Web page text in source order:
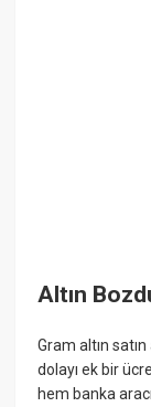
Altın
Gram altın
dolayı ek bir
hem banka